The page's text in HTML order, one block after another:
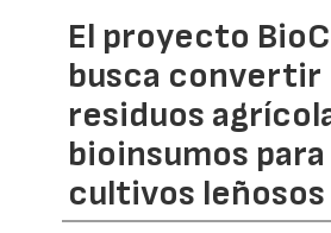
El proyecto
busca convertir
residuos
bioinsumos para
cultivos leñosos